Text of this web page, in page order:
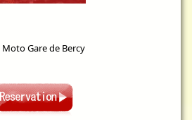
Moto Gare de Bercy